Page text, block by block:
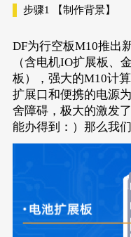
步骤1 【制作背景】
DF为行空板M10推出
（含电机IO扩展板、
板），强大的M10计
扩展口和便携的电源
舍障碍，极大的激发
能办得到：）那么我